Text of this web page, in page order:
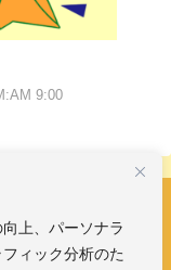
上、パーソナラ
ィック分析のた
9:00
んがくひろば